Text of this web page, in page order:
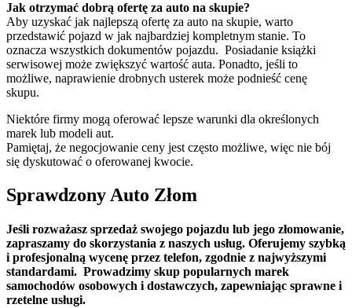
Jak otrzymać dobrą ofertę za auto na skupie?
Aby uzyskać jak najlepszą ofertę za auto na skupie, warto
przedstawić pojazd w jak najbardziej kompletnym stanie. To
oznacza wszystkich dokumentów pojazdu. Posiadanie książki
serwisowej może zwiększyć wartość auta. Ponadto, jeśli to
możliwe, naprawienie drobnych usterek może podnieść cenę
skupu.
Niektóre firmy mogą oferować lepsze warunki dla określonych
marek lub modeli aut.
Pamiętaj, że negocjowanie ceny jest często możliwe, więc nie bój
się dyskutować o oferowanej kwocie.
Sprawdzony Auto Złom
Jeśli rozważasz sprzedaż swojego pojazdu lub jego złomowanie,
zapraszamy do skorzystania z naszych usług. Oferujemy szybką
i profesjonalną wycenę przez telefon, zgodnie z najwyższymi
standardami. Prowadzimy skup popularnych marek
samochodów osobowych i dostawczych, zapewniając sprawne i
rzetelne usługi.